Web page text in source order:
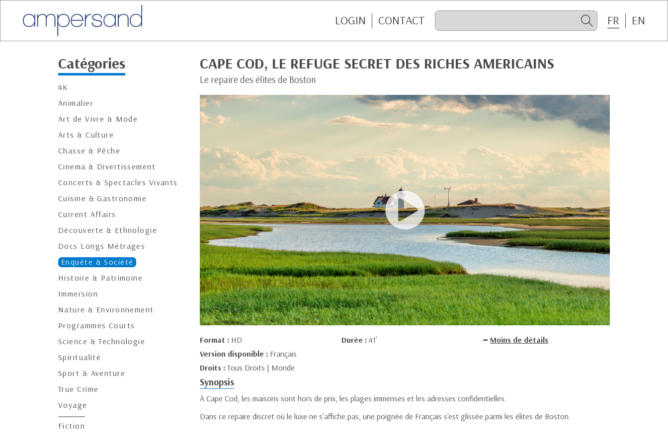
LOGIN CONTACT FR EN
Catégories
4K
Animalier
Art de Vivre & Mode
Arts & Culture
Chasse & Pêche
Cinema & Divertissement
Concerts & Spectacles Vivants
Cuisine & Gastronomie
Current Affairs
Découverte & Ethnologie
Docs Longs Métrages
Enquête & Société
Histoire & Patrimoine
Immersion
Nature & Environnement
Programmes Courts
Science & Technologie
Spiritualité
Sport & Aventure
True Crime
Voyage
Fiction
CAPE COD, LE REFUGE SECRET DES RICHES AMERICAINS
Le repaire des élites de Boston
Format : HD Durée : 41’
Moins de détails
Version disponible : Français
Droits :Tous Droits | Monde
Synopsis
À Cape Cod, les maisons sont hors de prix, les plages immenses et les adresses confidentielles.
Dans ce repaire discret où le luxe ne s'affiche pas, une poignée de Français s'est glissée parmi les élites de Boston.